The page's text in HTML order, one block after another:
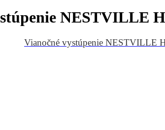
NESTVILLE
Vianočné vystúpenie NESTVILLE